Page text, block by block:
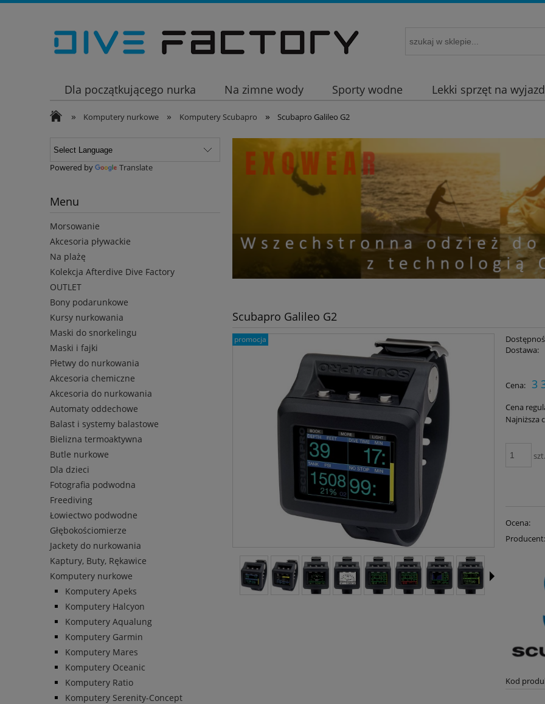
Dla początkującego nurka Na zimne wody Sporty wodne Lekki sprzęt na
Wakacje
» Komputery nurkowe » Komputery Scubapro » Scubapro Galileo G2
Powered by Translate
Menu
Morsowanie
Akcesoria pływackie
Na plażę
Kolekcja Afterdive Dive Factory
OUTLET
Bony podarunkowe
Kursy nurkowania
Maski do snorkelingu
Maski i fajki
Płetwy do nurkowania
Akcesoria chemiczne
Akcesoria do nurkowania
Automaty oddechowe
Balast i systemy balastowe
Bielizna termoaktywna
Butle nurkowe
Dla dzieci
Fotografia podwodna
Freediving
Łowiectwo podwodne
Głębokościomierze
Jackety do nurkowania
Kaptury, Buty, Rękawice
Komputery nurkowe
Komputery Apeks
Komputery Halcyon
Komputery Aqualung
Komputery Garmin
Komputery Mares
Komputery Oceanic
Komputery Ratio
Komputery Serenity-Concept
Scubapro Galileo G2
promocja
Dostawa:
Cena: 3
Cena
Najniższa
szt.
Ocena:
Producent:
Kod